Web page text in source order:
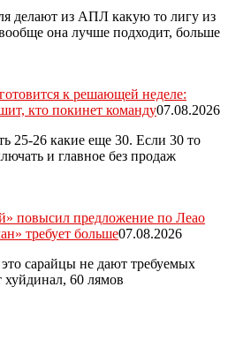
делают из АПЛ какую то лигу из
она лучше подходит, больше
к решающей неделе:
кто покинет команду07.08.2026
25-26 какие еще 30. Если 30 то
и главное без продаж
повысил предложение по Леао
требует больше07.08.2026
сарайцы не дают требуемых
хуйдинал, 60 лямов